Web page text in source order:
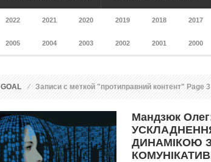
2022 2021 2020 2019 2018 2017
2005 2004 2003 2002 2001 2000
GOAL Записи с меткой "протиправний контент" Page 3
Мандзюк
ДИНАМІКОЮ